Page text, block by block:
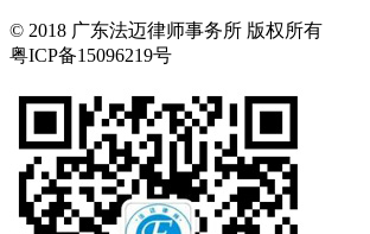
© 2018 广东法迈律师事务所 版权所有
粤ICP备15096219号